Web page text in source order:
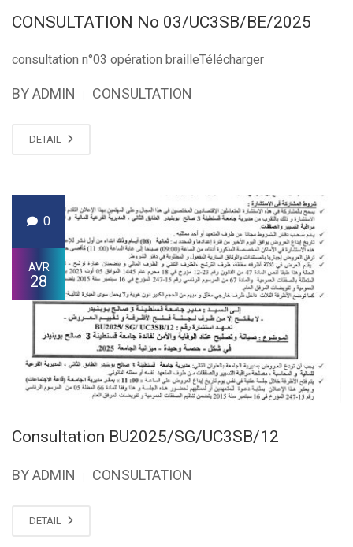
CONSULTATION No 03/UC3SB/BE/2025
consultation n°03 opération brailleTélécharger
BY ADMIN CONSULTATION
DETAIL
0
AVR
28
Consultation BU2025/SG/UC3SB/12
BY ADMIN CONSULTATION
DETAIL